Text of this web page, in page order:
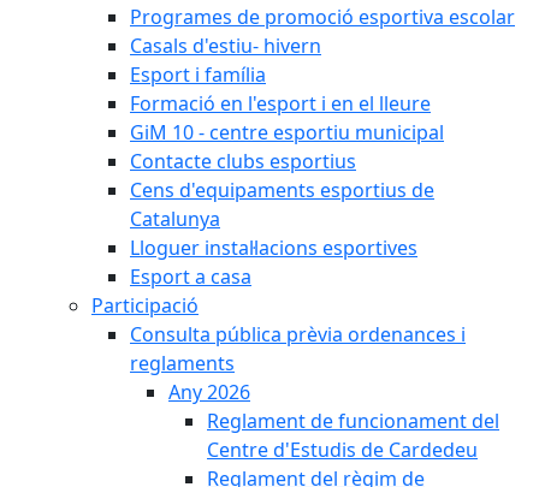
Programes de promoció esportiva escolar
Casals d'estiu- hivern
Esport i família
Formació en l'esport i en el lleure
GiM 10 - centre esportiu municipal
Contacte clubs esportius
Cens d'equipaments esportius de
Catalunya
Lloguer instal·lacions esportives
Esport a casa
Participació
Consulta pública prèvia ordenances i
reglaments
Any 2026
Reglament de funcionament del
Centre d'Estudis de Cardedeu
Reglament del règim de